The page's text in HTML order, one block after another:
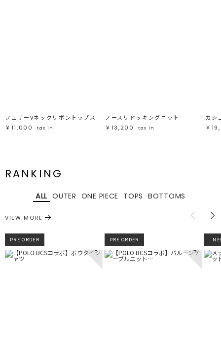
フェザーVネックリボントップス
￥11,000
tax in
ノースリドッキングニット
￥13,200
tax in ￥
RANKING
ALL OUTER ONE PIECE TOPS BOTTOMS
PRE ORDER
1
PRE ORDER
2
VIEW MORE